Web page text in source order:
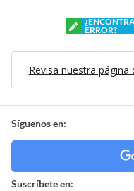
ERROR?
Revisa nuestra página
Síguenos en:
Suscríbete en: